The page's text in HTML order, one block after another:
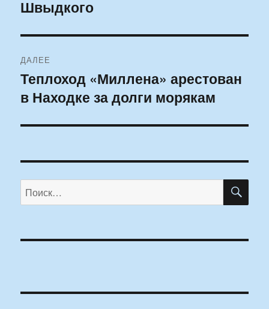
записям
запись:
Швыдкого
ДАЛЕЕ
Следующая
запись:
Теплоход «Миллена» арестован
в Находке за долги морякам
Искать: